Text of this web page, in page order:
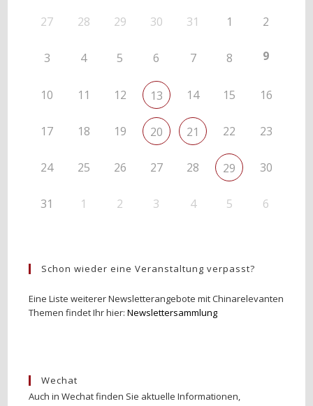
27 28 29 30 31 1 2
3 4 5 6 7 8 9
10 11 12 13 14 15 16
17 18 19 20 21 22 23
24 25 26 27 28 29 30
31 1 2 3 4 5 6
Schon wieder eine Veranstaltung verpasst?
Eine Liste weiterer Newsletterangebote mit Chinarelevanten
Themen findet Ihr hier:Newslettersammlung
Wechat
Auch in Wechat finden Sie aktuelle Informationen,